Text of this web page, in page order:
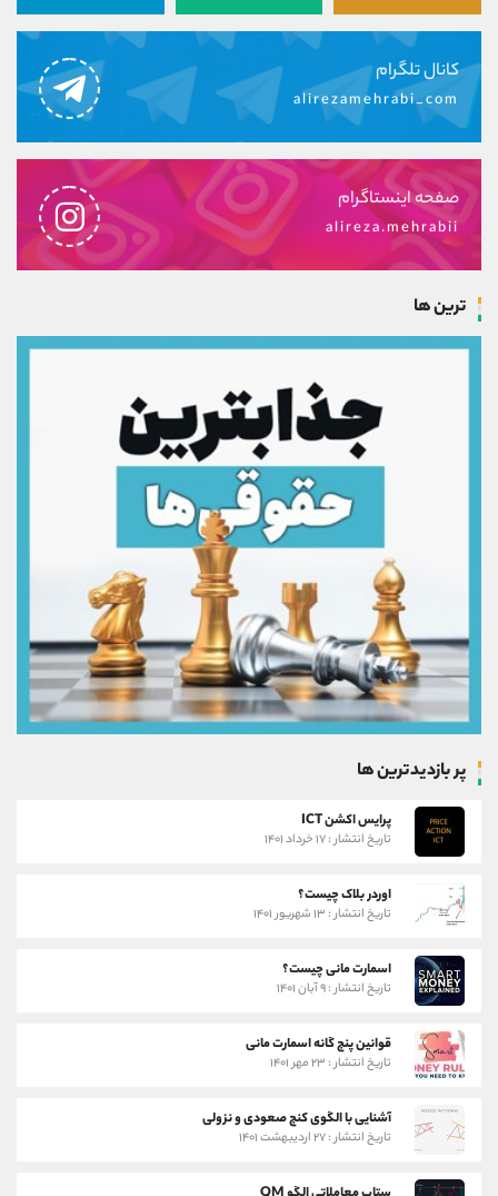
کانال تلگرام
alirezamehrabi_com
صفحه اینستاگرام
alireza.mehrabii
ترین ها
پر بازدیدترین ها
پرایس اکشن ICT
تاریخ انتشار : ۱۷ خرداد ۱۴۰۱
اوردر بلاک چیست؟
تاریخ انتشار : ۱۳ شهریور ۱۴۰۱
اسمارت مانی چیست؟
تاریخ انتشار : ۹ آبان ۱۴۰۱
قوانین پنج گانه اسمارت مانی
تاریخ انتشار : ۲۳ مهر ۱۴۰۱
آشنایی با الگوی کنج صعودی و نزولی
تاریخ انتشار : ۲۷ اردیبهشت ۱۴۰۱